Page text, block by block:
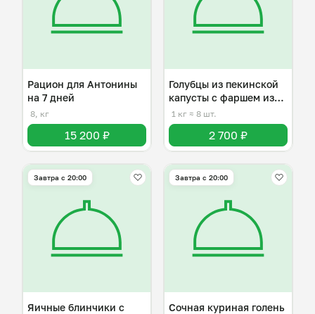
Рацион для Антонины
на 7 дней
8, кг
15 200 ₽
Голубцы из пекинской
капусты с фаршем из
индейки
1 кг ≈ 8 шт.
2 700 ₽
Завтра c 20:00
Яичные блинчики с
Завтра c 20:00
Сочная куриная голень